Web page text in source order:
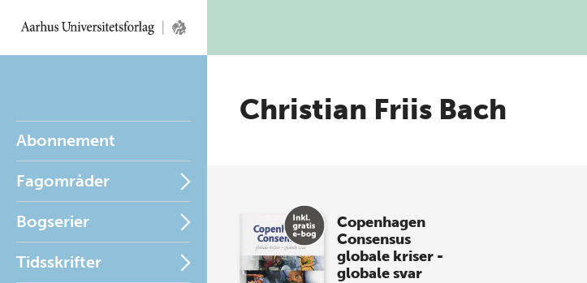
Abonnement
Fagområder
Bogserier
Tidsskrifter
Christian Friis Bach
Copenhagen
Consensus
globale kriser -
globale svar